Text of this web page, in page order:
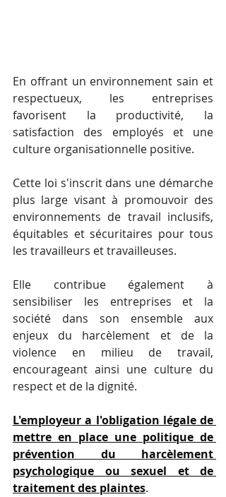
En offrant un environnement sain et
respectueux, les entreprises
favorisent la productivité, la
satisfaction des employés et une
culture organisationnelle positive.
Cette loi s'inscrit dans une démarche
plus large visant à promouvoir des
environnements de travail inclusifs,
équitables et sécuritaires pour tous
les travailleurs et travailleuses.
Elle contribue également à
sensibiliser les entreprises et la
société dans son ensemble aux
enjeux du harcèlement et de la
violence en milieu de travail,
encourageant ainsi une culture du
respect et de la dignité.
L'employeur a l'obligation légale de
mettre en place une politique de
prévention du harcèlement
psychologique ou sexuel et de
traitement des plaintes.